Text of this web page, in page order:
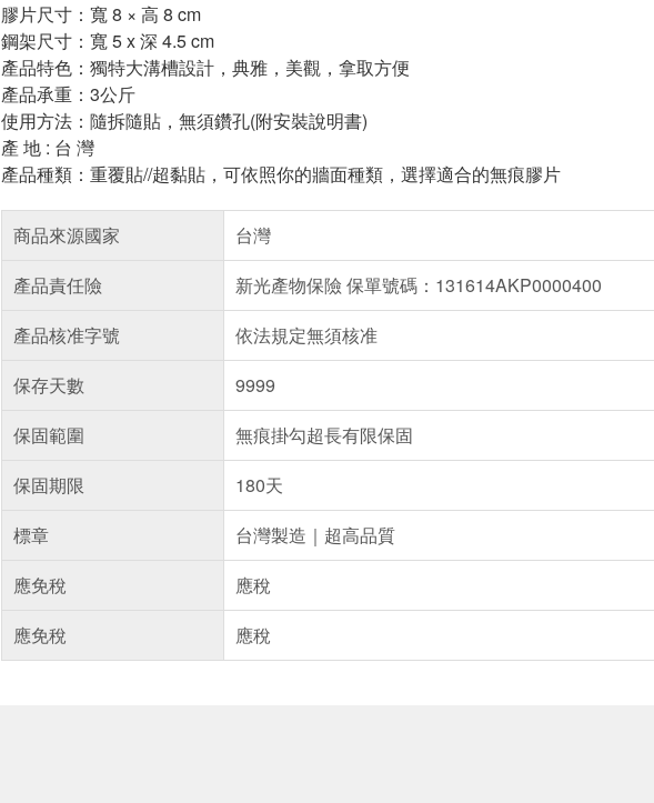
膠片尺寸：寬 8 × 高 8 cm
鋼架尺寸：寬 5 x 深 4.5 cm
產品特色：獨特大溝槽設計，典雅，美觀，拿取方便
產品承重：3公斤
使用方法：隨拆隨貼，無須鑽孔(附安裝說明書)
產 地 : 台 灣
產品種類：重覆貼//超黏貼，可依照你的牆面種類，選擇適合的無痕膠片
商品來源國家
台灣
產品責任險
新光產物保險 保單號碼：131614AKP0000400
產品核准字號
依法規定無須核准
保存天數
9999
保固範圍
無痕掛勾超長有限保固
保固期限
180天
標章
台灣製造｜超高品質
應免稅
應稅
應免稅
應稅